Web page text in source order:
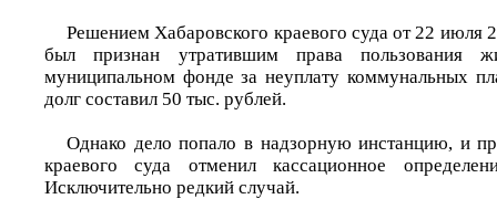
Решением Хабаровского краевого суда от 22 июля
был признан утратившим права пользования
муниципальном фонде за неуплату коммунальных
долг составил 50 тыс. рублей.
Однако дело попало в надзорную инстанцию, и
краевого суда отменил кассационное
Исключительно редкий случай.